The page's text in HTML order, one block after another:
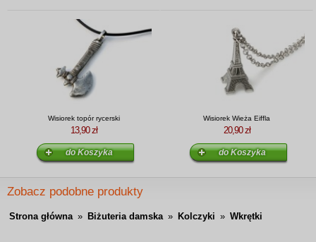
Wisiorek topór rycerski
13,90 zł
Wisiorek Wieża Eiffla
20,90 zł
Zobacz podobne produkty
Strona główna » Biżuteria damska » Kolczyki » Wkrętki